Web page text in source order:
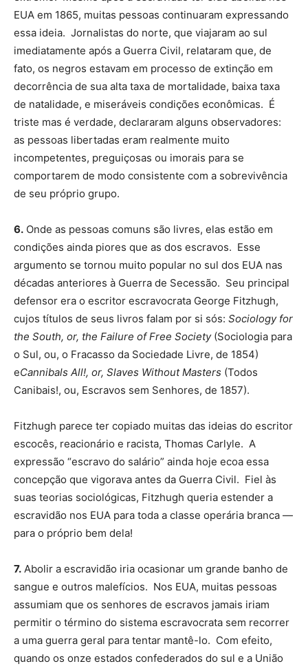
EUA em 1865, muitas pessoas continuaram expressando
essa ideia. Jornalistas do norte, que viajaram ao sul
imediatamente após a Guerra Civil, relataram que, de
fato, os negros estavam em processo de extinção em
decorrência de sua alta taxa de mortalidade, baixa taxa
de natalidade, e miseráveis condições econômicas. É
triste mas é verdade, declararam alguns observadores:
as pessoas libertadas eram realmente muito
incompetentes, preguiçosas ou imorais para se
comportarem de modo consistente com a sobrevivência
de seu próprio grupo.
6. Onde as pessoas comuns são livres, elas estão em
condições ainda piores que as dos escravos. Esse
argumento se tornou muito popular no sul dos EUA nas
décadas anteriores à Guerra de Secessão. Seu principal
defensor era o escritor escravocrata George Fitzhugh,
cujos títulos de seus livros falam por si sós: Sociology for
the South, or, the Failure of Free Society (Sociologia para
o Sul, ou, o Fracasso da Sociedade Livre, de 1854)
eCannibals All!, or, Slaves Without Masters (Todos
Canibais!, ou, Escravos sem Senhores, de 1857).
Fitzhugh parece ter copiado muitas das ideias do escritor
escocês, reacionário e racista, Thomas Carlyle. A
expressão “escravo do salário” ainda hoje ecoa essa
concepção que vigorava antes da Guerra Civil. Fiel às
suas teorias sociológicas, Fitzhugh queria estender a
escravidão nos EUA para toda a classe operária branca —
para o próprio bem dela!
7. Abolir a escravidão iria ocasionar um grande banho de
sangue e outros malefícios. Nos EUA, muitas pessoas
assumiam que os senhores de escravos jamais iriam
permitir o término do sistema escravocrata sem recorrer
a uma guerra geral para tentar mantê-lo. Com efeito,
quando os onze estados confederados do sul e a União